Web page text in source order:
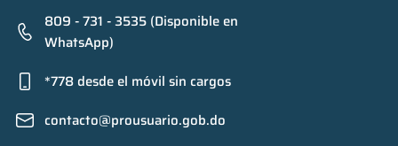
809 - 731 - 3535 (Disponible en
WhatsApp)
*778 desde el móvil sin cargos
contacto@prousuario.gob.do